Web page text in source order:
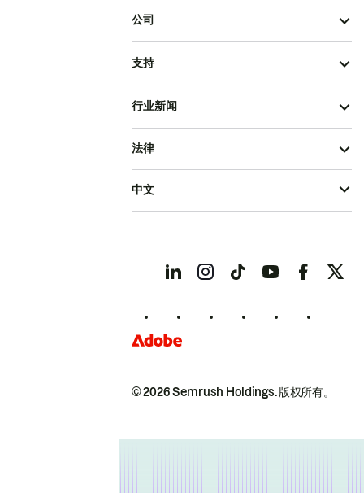
公司
支持
行业新闻
© 2026 Semrush Holdings.版权所有。
法律
中文